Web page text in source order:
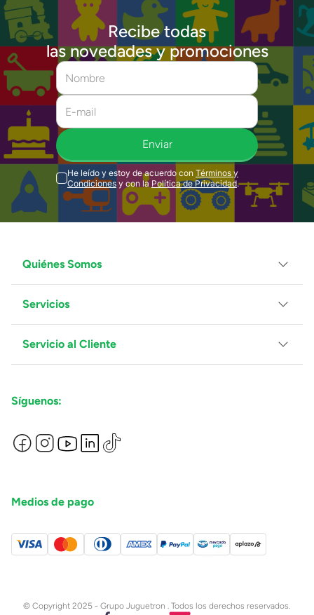
Recibe todas
las novedades y promociones
Enviar
He leído y estoy de acuerdo con Términos y
Condiciones y con la Política de Privacidad.
Quiénes Somos
Grupo Juguetron
Localiza tu tienda
Blog
Servicios
Facturación
Proveedores
Servicio al Cliente
Preguntas Frecuentes
Términos y Condiciones
Devoluciones de Compras en Línea
Síguenos:
Medios de pago
© Copyright 2025 - Grupo Juguetron . Todos los derechos reservados.